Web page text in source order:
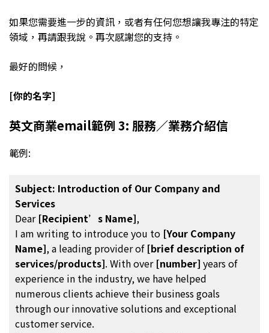
如果您需要進一步的資訊，或者有任何您想讓我專注的特定
領域，再請跟我說。再次感謝您的支持。
最好的問候，
[你的名字]
英文商業email範例 3: 服務／業務介紹信
範例:
Subject: Introduction of Our Company and
Services
Dear [Recipient’s Name],
I am writing to introduce you to [Your Company
Name], a leading provider of [brief description of
services/products]. With over [number] years of
experience in the industry, we have helped
numerous clients achieve their business goals
through our innovative solutions and exceptional
customer service.